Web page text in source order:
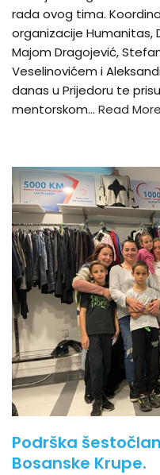
rada ovog tima.
organizacije Humanitas,
Majom Dragojević,
Veselinovićem i
danas u Prijedoru te
mentorskom… Read
Podrška
Bosanske Krupe.